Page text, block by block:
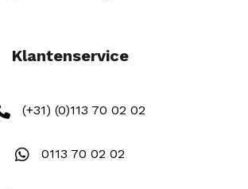
Klantenservice
(+31) (0)113 70 02 02
0113 70 02 02